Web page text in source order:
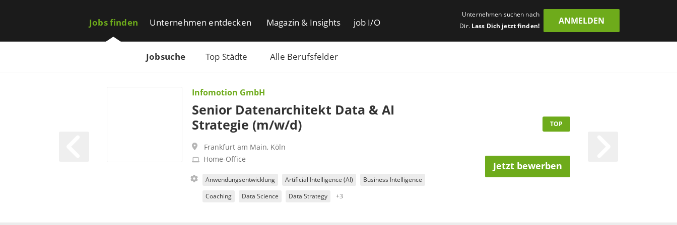
Jobs finden
Jobsuche Top Städte Alle Berufsfelder
Unternehmen entdecken Magazin & Insights job I/O
Unternehmen suchen nach
Dir. Lass Dich jetzt finden!
ANMELDEN
Infomotion GmbH
Senior Datenarchitekt Data & AI
Strategie (m/w/d)
Frankfurt am Main, Köln
Home-Office
Anwendungsentwicklung Artificial Intelligence (AI) Business Intelligence
Coaching Data Science Data Strategy +3
TOP
Jetzt bewerben